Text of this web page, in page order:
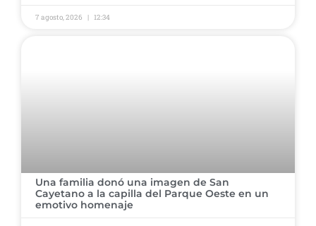
7 agosto, 2026 12:34
Una familia donó una imagen de San
Cayetano a la capilla del Parque Oeste en un
emotivo homenaje